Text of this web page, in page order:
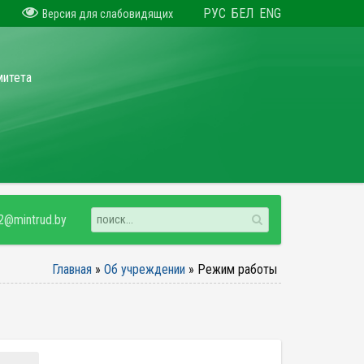
Версия для слабовидящих РУС БЕЛ ENG
Главная » Об учреждении » Режим работы